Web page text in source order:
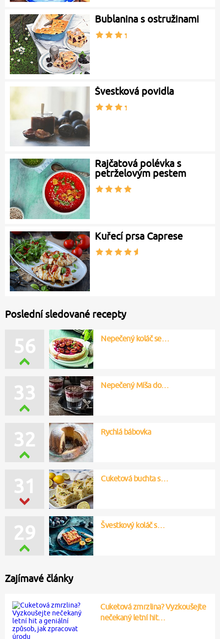
Bublanina s ostružinami
Švestková povidla
Rajčatová polévka s
petrželovým pestem
Kuřecí prsa Caprese
Poslední sledované recepty
56 Nepečený koláč se…
31 Cuketová buchta s…
33 Nepečený Míša do…
32 Rychlá bábovka
29 Švestkový koláč s…
Zajímavé články
Cuketová zmrzlina? Vyzkoušejte
nečekaný letní hit…